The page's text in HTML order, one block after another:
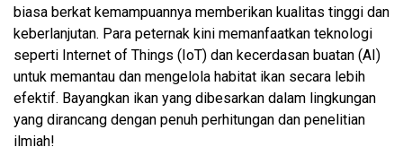
biasa berkat kemampuannya memberikan kualitas tinggi dan
keberlanjutan. Para peternak kini memanfaatkan teknologi
seperti Internet of Things (IoT) dan kecerdasan buatan (AI)
untuk memantau dan mengelola habitat ikan secara lebih
efektif. Bayangkan ikan yang dibesarkan dalam lingkungan
yang dirancang dengan penuh perhitungan dan penelitian
ilmiah!